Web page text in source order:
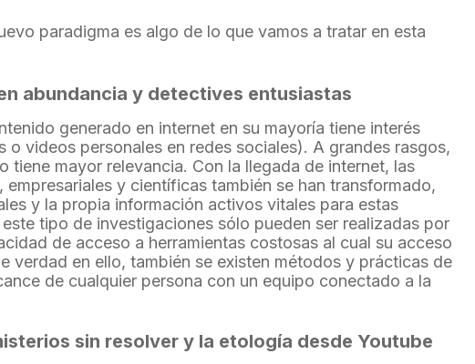
paradigma es algo de lo que vamos a tratar en esta
abundancia y detectives entusiastas
generado en internet en su mayoría tiene interés
o videos personales en redes sociales). A grandes rasgos,
tiene mayor relevancia. Con la llegada de internet, las
y científicas también se han transformado,
y la propia información activos vitales para estas
tipo de investigaciones sólo pueden ser realizadas por
de acceso a herramientas costosas al cual su acceso
verdad en ello, también se existen métodos y prácticas de
de cualquier persona con un equipo conectado a la
sin resolver y la etología desde Youtube